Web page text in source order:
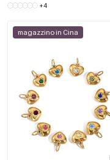
+4
magazzino in Cina